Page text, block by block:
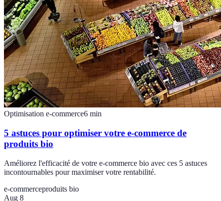
Optimisation e-commerce6 min
5 astuces pour optimiser votre e-commerce de
produits bio
Améliorez l'efficacité de votre e-commerce bio avec ces 5 astuces
incontournables pour maximiser votre rentabilité.
e-commerceproduits bio
Aug 8